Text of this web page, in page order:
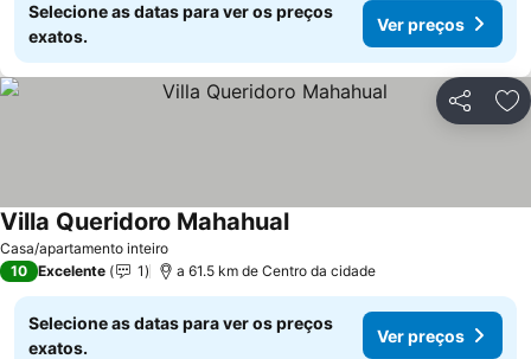
Selecione as datas para ver os preços
exatos.
Ver preços
Partilhar
Casa/apartamento inteiro
Villa Queridoro MahahualVer preços
10 Excelente 1 a 61.5 km de Centro da cidade
Selecione as datas para ver os preços
exatos.
Ver preços